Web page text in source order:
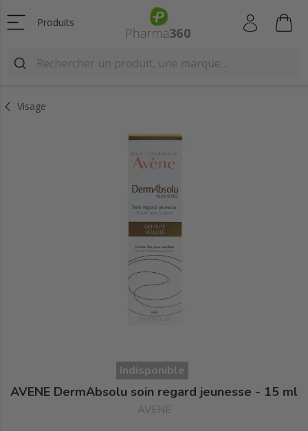
Produits
Visage
Indisponible
AVENE DermAbsolu soin regard jeunesse - 15 ml
AVENE